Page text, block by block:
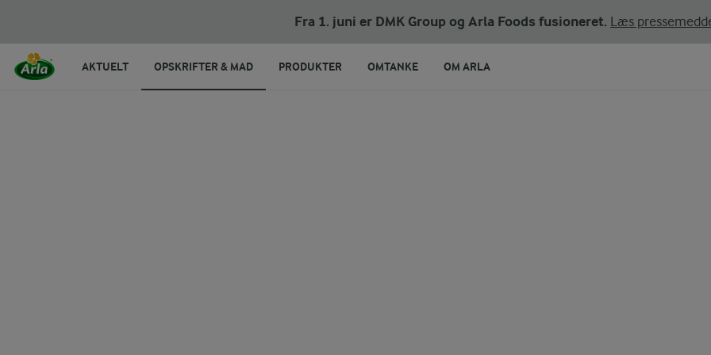
Fra 1. juni er DMK Group og Arla Foods fusioneret. Læs
AKTUELT OPSKRIFTER & MAD PRODUKTER OMTANKE OM ARLA